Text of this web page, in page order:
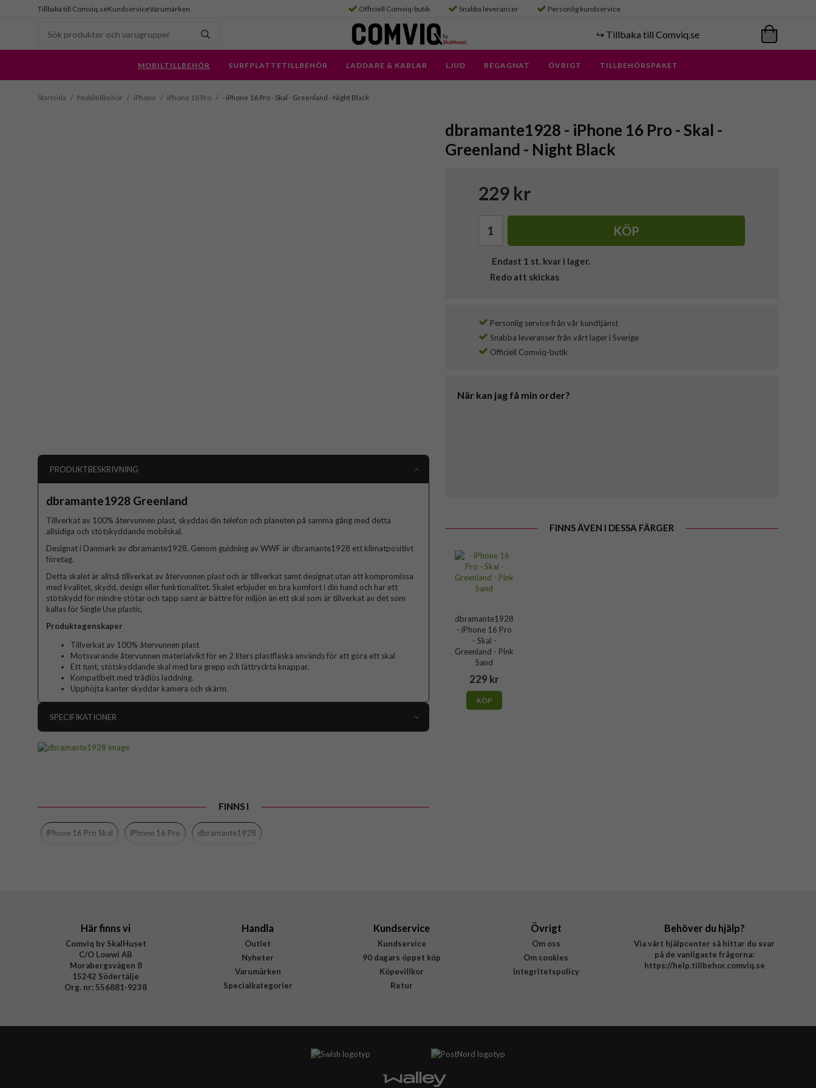
Tillbaka till Comviq.seKundserviceVarumärken Officiell Comviq-butik Snabba leveranser Personlig kundservice
↪️ Tillbaka till Comviq.se
MOBILTILLBEHÖR SURFPLATTETILLBEHÖR LADDARE & KABLAR LJUD BEGAGNAT ÖVRIGT TILLBEHÖRSPAKET
Startsida / Mobiltillbehör / iPhone / iPhone 16 Pro / - iPhone 16 Pro - Skal - Greenland - Night Black
dbramante1928 - iPhone 16 Pro - Skal -
Greenland - Night Black
229 kr
KÖP
Endast 1 st. kvar i lager.
Redo att skickas
Personlig service från vår kundtjänst
Snabba leveranser från vårt lager i Sverige
Officiell Comviq-butik
När kan jag få min order?
FINNS ÄVEN I DESSA FÄRGER
dbramante1928
- iPhone 16 Pro
- Skal -
Greenland - Pink
Sand
229 kr
KÖP
PRODUKTBESKRIVNING
dbramante1928 Greenland
Tillverkat av 100% återvunnen plast, skyddas din telefon och planeten på samma gång med detta
allsidiga och stötskyddande mobilskal.
Designat i Danmark av dbramante1928. Genom guidning av WWF är dbramante1928 ett klimatpositivt
företag.
Detta skalet är alltså tillverkat av återvunnen plast och är tillverkat samt designat utan att kompromissa
med kvalitet, skydd, design eller funktionalitet. Skalet erbjuder en bra komfort i din hand och har ett
stötskydd för mindre stötar och tapp samt är bättre för miljön än ett skal som är tillverkat av det som
kallas för Single Use plastic.
Produktegenskaper
Tillverkat av 100% återvunnen plast
Motsvarande återvunnen materialvikt för en 2 liters plastflaska används för att göra ett skal
Ett tunt, stötskyddande skal med bra grepp och lättryckta knappar.
Kompatibelt med trådlös laddning.
Upphöjta kanter skyddar kamera och skärm.
SPECIFIKATIONER
Material
FINNS I
iPhone 16 Pro Skal iPhone 16 Pro dbramante1928
Här finns vi
Comviq by SkalHuset
C/O Lowwi AB
Morabergsvägen 8
15242 Södertälje
Org. nr: 556881-9238
Handla
Outlet
Nyheter
Varumärken
Specialkategorier
Kundservice
Kundservice
90 dagars öppet köp
Köpevillkor
Retur
Övrigt
Om oss
Om cookies
Integritetspolicy
Behöver du hjälp?
Via vårt hjälpcenter så hittar du svar
på de vanligaste frågorna:
https://help.tillbehor.comviq.se